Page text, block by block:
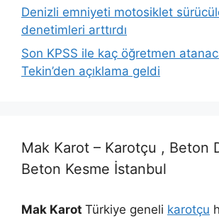
Denizli emniyeti motosiklet
denetimleri arttırdı
Son KPSS ile kaç öğretmen
Tekin’den açıklama geldi
Mak Karot – Karotçu , Beton
Beton Kesme İstanbul
Mak Karot Türkiye geneli karotçu